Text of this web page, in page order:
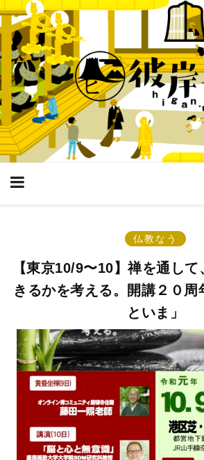
仏教なう
【東京10/9〜10】禅を通し
きるかを考える。開講２０周
といま」​